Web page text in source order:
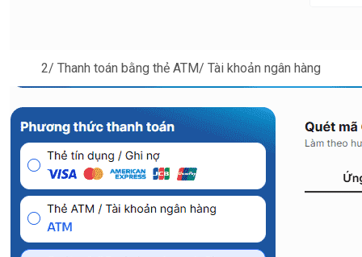
2/ Thanh toán bằng thẻ ATM/ Tài khoản ngân hàng